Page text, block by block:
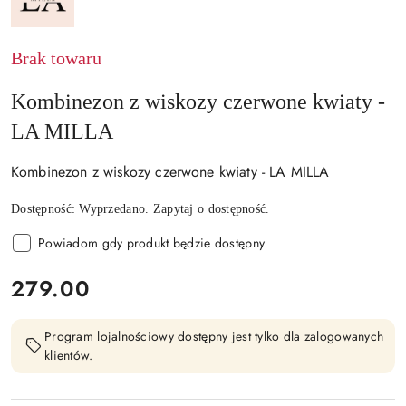
LA
MILLA
Brak towaru
Kombinezon z wiskozy czerwone kwiaty -
LA MILLA
Kombinezon z wiskozy czerwone kwiaty - LA MILLA
Dostępność:Wyprzedano. Zapytaj o dostępność.
Powiadom gdy produkt będzie dostępny
cena:
279.00
Program lojalnościowy dostępny jest tylko dla zalogowanych
klientów.